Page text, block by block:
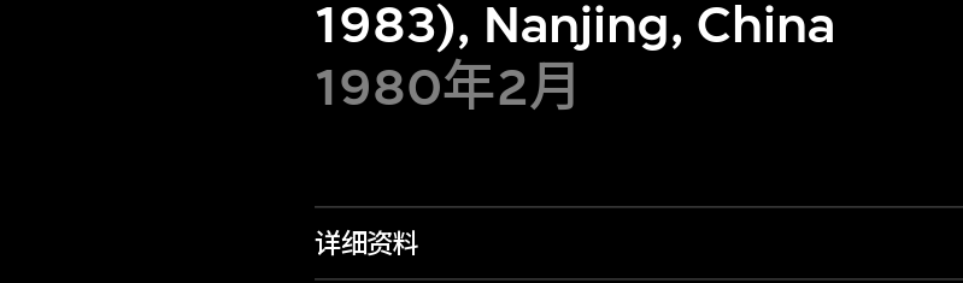
1983), Nanjing, China
1980年2月
详细资料